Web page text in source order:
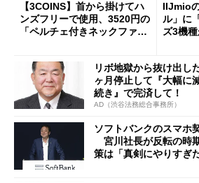
【3COINS】首から掛けてハ
ンズフリーで使用、3520円の
「ペルチェ付きネックファ
IIJmio
ル」に
ズ3機
リボ地獄から抜け出し
ヶ月停止して『大幅に
続き』で完済して！
AD（渋谷法務総合事務所）
ソフトバンクのスマホ
宮川社長が反転の時
策は「真剣にやりすぎ